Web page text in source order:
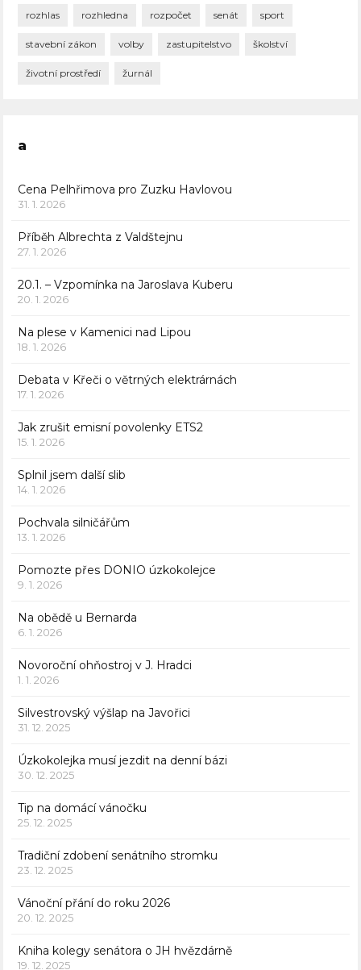
rozhlas rozhledna rozpočet senát sport
stavební zákon volby zastupitelstvo školství
životní prostředí žurnál
a
Cena Pelhřimova pro Zuzku Havlovou
31. 1. 2026
Příběh Albrechta z Valdštejnu
27. 1. 2026
20.1. – Vzpomínka na Jaroslava Kuberu
20. 1. 2026
Na plese v Kamenici nad Lipou
18. 1. 2026
Debata v Křeči o větrných elektrárnách
17. 1. 2026
Jak zrušit emisní povolenky ETS2
15. 1. 2026
Splnil jsem další slib
14. 1. 2026
Pochvala silničářům
13. 1. 2026
Pomozte přes DONIO úzkokolejce
9. 1. 2026
Na obědě u Bernarda
6. 1. 2026
Novoroční ohňostroj v J. Hradci
1. 1. 2026
Silvestrovský výšlap na Javořici
31. 12. 2025
Úzkokolejka musí jezdit na denní bázi
30. 12. 2025
Tip na domácí vánočku
25. 12. 2025
Tradiční zdobení senátního stromku
23. 12. 2025
Vánoční přání do roku 2026
20. 12. 2025
Kniha kolegy senátora o JH hvězdárně
19. 12. 2025